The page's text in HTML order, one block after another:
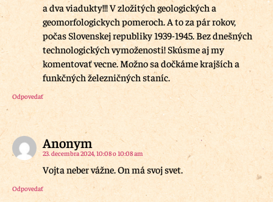
a dva viadukty!!! V zložitých geologických a
geomorfologickych pomeroch. A to za pár rokov,
počas Slovenskej republiky 1939-1945. Bez dnešných
technologických vymoženosti! Skúsme aj my
komentovať vecne. Možno sa dočkáme krajších a
funkčných železničných staníc.
Odpovedať
Anonym
23. decembra 2024, 10:08 o 10:08 am
Vojta neber vážne. On má svoj svet.
Odpovedať